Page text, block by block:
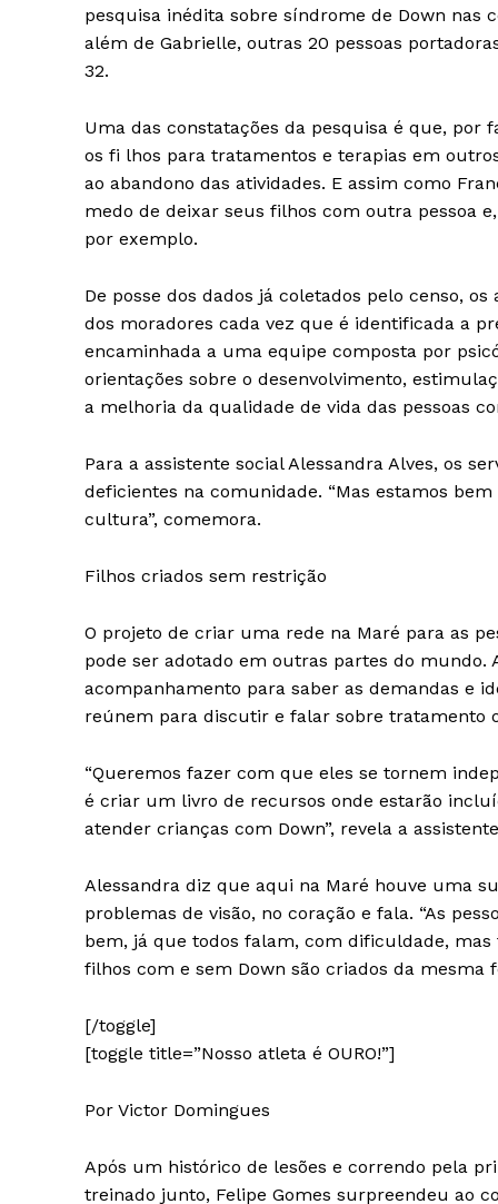
pesquisa inédita sobre síndrome de Down nas
além de Gabrielle, outras 20 pessoas
32.
Uma das constatações da pesquisa é que,
os fi lhos para tratamentos e terapias em
ao abandono das atividades. E assim como
medo de deixar seus filhos com outra pessoa
por exemplo.
De posse dos dados já coletados pelo censo,
dos moradores cada vez que é identificada a
encaminhada a uma equipe composta por
orientações sobre o desenvolvimento,
a melhoria da qualidade de vida das pessoas
Para a assistente social Alessandra Alves, os
deficientes na comunidade. “Mas estamos
cultura”, comemora.
Filhos criados sem restrição
O projeto de criar uma rede na Maré para as
pode ser adotado em outras partes do
acompanhamento para saber as demandas e
reúnem para discutir e falar sobre tratamento
“Queremos fazer com que eles se tornem
é criar um livro de recursos onde estarão
atender crianças com Down”, revela a
Alessandra diz que aqui na Maré houve uma
problemas de visão, no coração e fala. “As
bem, já que todos falam, com dificuldade,
filhos com e sem Down são criados da mesma
[/toggle]
[toggle title=”Nosso atleta é OURO!”]
Por Victor Domingues
Após um histórico de lesões e correndo pela
treinado junto, Felipe Gomes surpreendeu ao